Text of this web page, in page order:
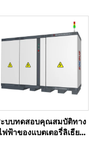
บบทดสอบคุณสมบัติทาง
ฟฟ้าของแบตเตอรี่ลิเธียม